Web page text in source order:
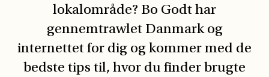
lokalområde? Bo Godt har
gennemtrawlet Danmark og
internettet for dig og kommer med de
bedste tips til, hvor du finder brugte